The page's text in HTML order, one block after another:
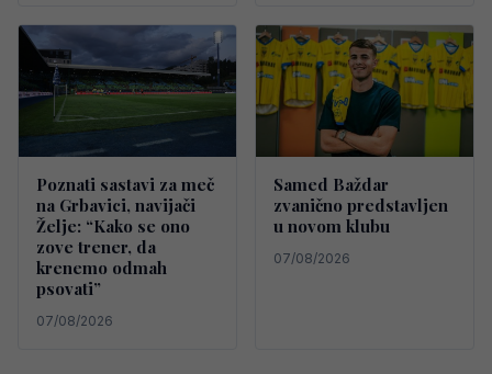
Poznati sastavi za meč
na Grbavici, navijači
Želje: “Kako se ono
zove trener, da
krenemo odmah
psovati”
07/08/2026
Samed Baždar
zvanično predstavljen
u novom klubu
07/08/2026